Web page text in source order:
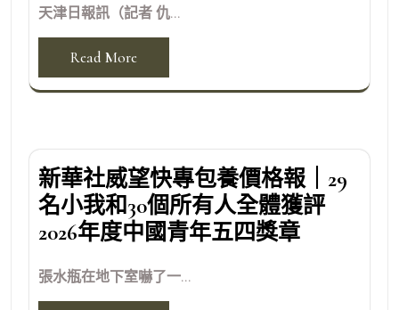
天津日報訊（記者 仇...
Read More
新華社威望快專包養價格報｜29
名小我和30個所有人全體獲評
2026年度中國青年五四獎章
張水瓶在地下室嚇了一...